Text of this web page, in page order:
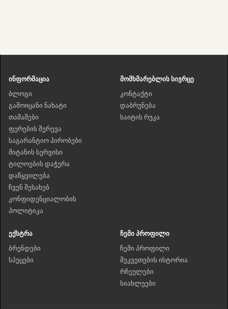
ინფორმაცია
ბლოგი
გამოიცანი ნახატი
თამაშები
ფერების შერევა
საგარანტიო პირობები
მიტანის სერვისი
ტილოების დაჭერა
დაწყვილება
ჩვენ შესახებ
კონფიდენციალობის
პოლიტიკა
მომხმარებლის სივრცე
კონტაქტი
დაბრუნება
საიტის რუკა
ექსტრა
ბრენდები
სპეცები
ჩემი პროფილი
ჩემი პროფილი
შეკვეთების ისტორია
რჩეულები
სიახლეები